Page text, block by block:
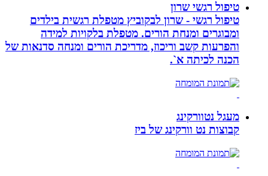
טיפול רגשי שרון
טיפול רגשי - שרון לבקוביץ מטפלת רגשית בילדים
ומבוגרים ומנחת הורים. מטפלת בלקויות למידה
והפרעות קשב וריכוז, מדריכת הורים ומנחה סדנאות של
הכנה לכיתה א`.
מעגל נטוורקינג
קבוצות נט וורקינג של ביז